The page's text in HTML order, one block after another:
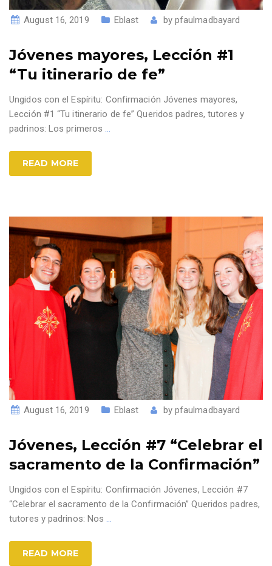
August 16, 2019 Eblast by pfaulmadbayard
Jóvenes mayores, Lección #1
“Tu itinerario de fe”
Ungidos con el Espíritu: Confirmación Jóvenes mayores,
Lección #1 “Tu itinerario de fe” Queridos padres, tutores y
padrinos: Los primeros …
READ MORE
August 16, 2019 Eblast by pfaulmadbayard
Jóvenes, Lección #7 “Celebrar el
sacramento de la Confirmación”
Ungidos con el Espíritu: Confirmación Jóvenes, Lección #7
“Celebrar el sacramento de la Confirmación” Queridos padres,
tutores y padrinos: Nos …
READ MORE